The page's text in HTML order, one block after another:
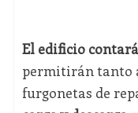
El edificio
permitirán tanto
furgonetas de